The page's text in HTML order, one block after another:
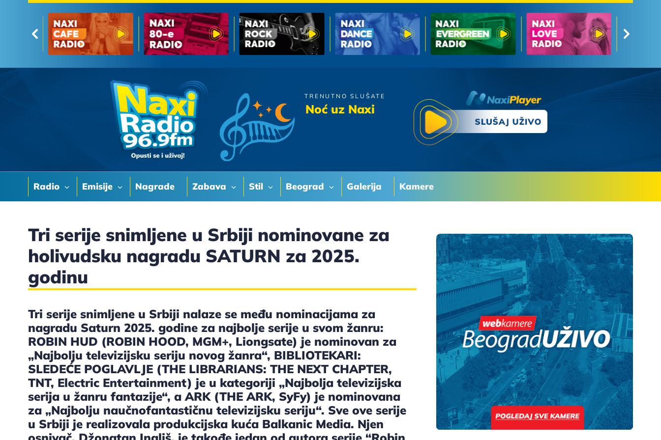
Radio Emisije Nagrade Zabava Stil Beograd Galerija Kamere
TRENUTNO SLUŠATE
Noć uz NaxiDejan Cukic
Tri serije snimljene u Srbiji nominovane za
holivudsku nagradu SATURN za 2025.
godinu
Tri serije snimljene u Srbiji nalaze se među nominacijama za
nagradu Saturn 2025. godine za najbolje serije u svom žanru:
ROBIN HUD (ROBIN HOOD, MGM+, Liongsate) je nominovan za
„Najbolju televizijsku seriju novog žanra“, BIBLIOTEKARI:
SLEDEĆE POGLAVLJE (THE LIBRARIANS: THE NEXT CHAPTER,
TNT, Electric Entertainment) je u kategoriji „Najbolja televizijska
serija u žanru fantazije“, a ARK (THE ARK, SyFy) je nominovana
za „Najbolju naučnofantastičnu televizijsku seriju“. Sve ove serije
u Srbiji je realizovala produkcijska kuća Balkanic Media. Njen